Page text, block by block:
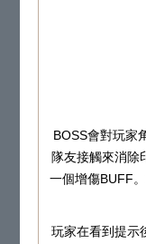
BOSS會對玩家
隊友接觸來消除
一個增傷BUFF
玩家在看到提示